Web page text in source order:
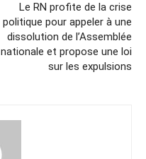
Le RN profite de la crise
politique pour appeler à une
dissolution de l’Assemblée
nationale et propose une loi
sur les expulsions